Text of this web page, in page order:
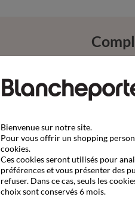
Bienvenue sur notre site.
Pour vous offrir un shopping
cookies.
Ces cookies seront utilisés pour
préférences et vous présenter des
refuser. Dans ce cas, seuls les
choix sont conservés 6 mois.